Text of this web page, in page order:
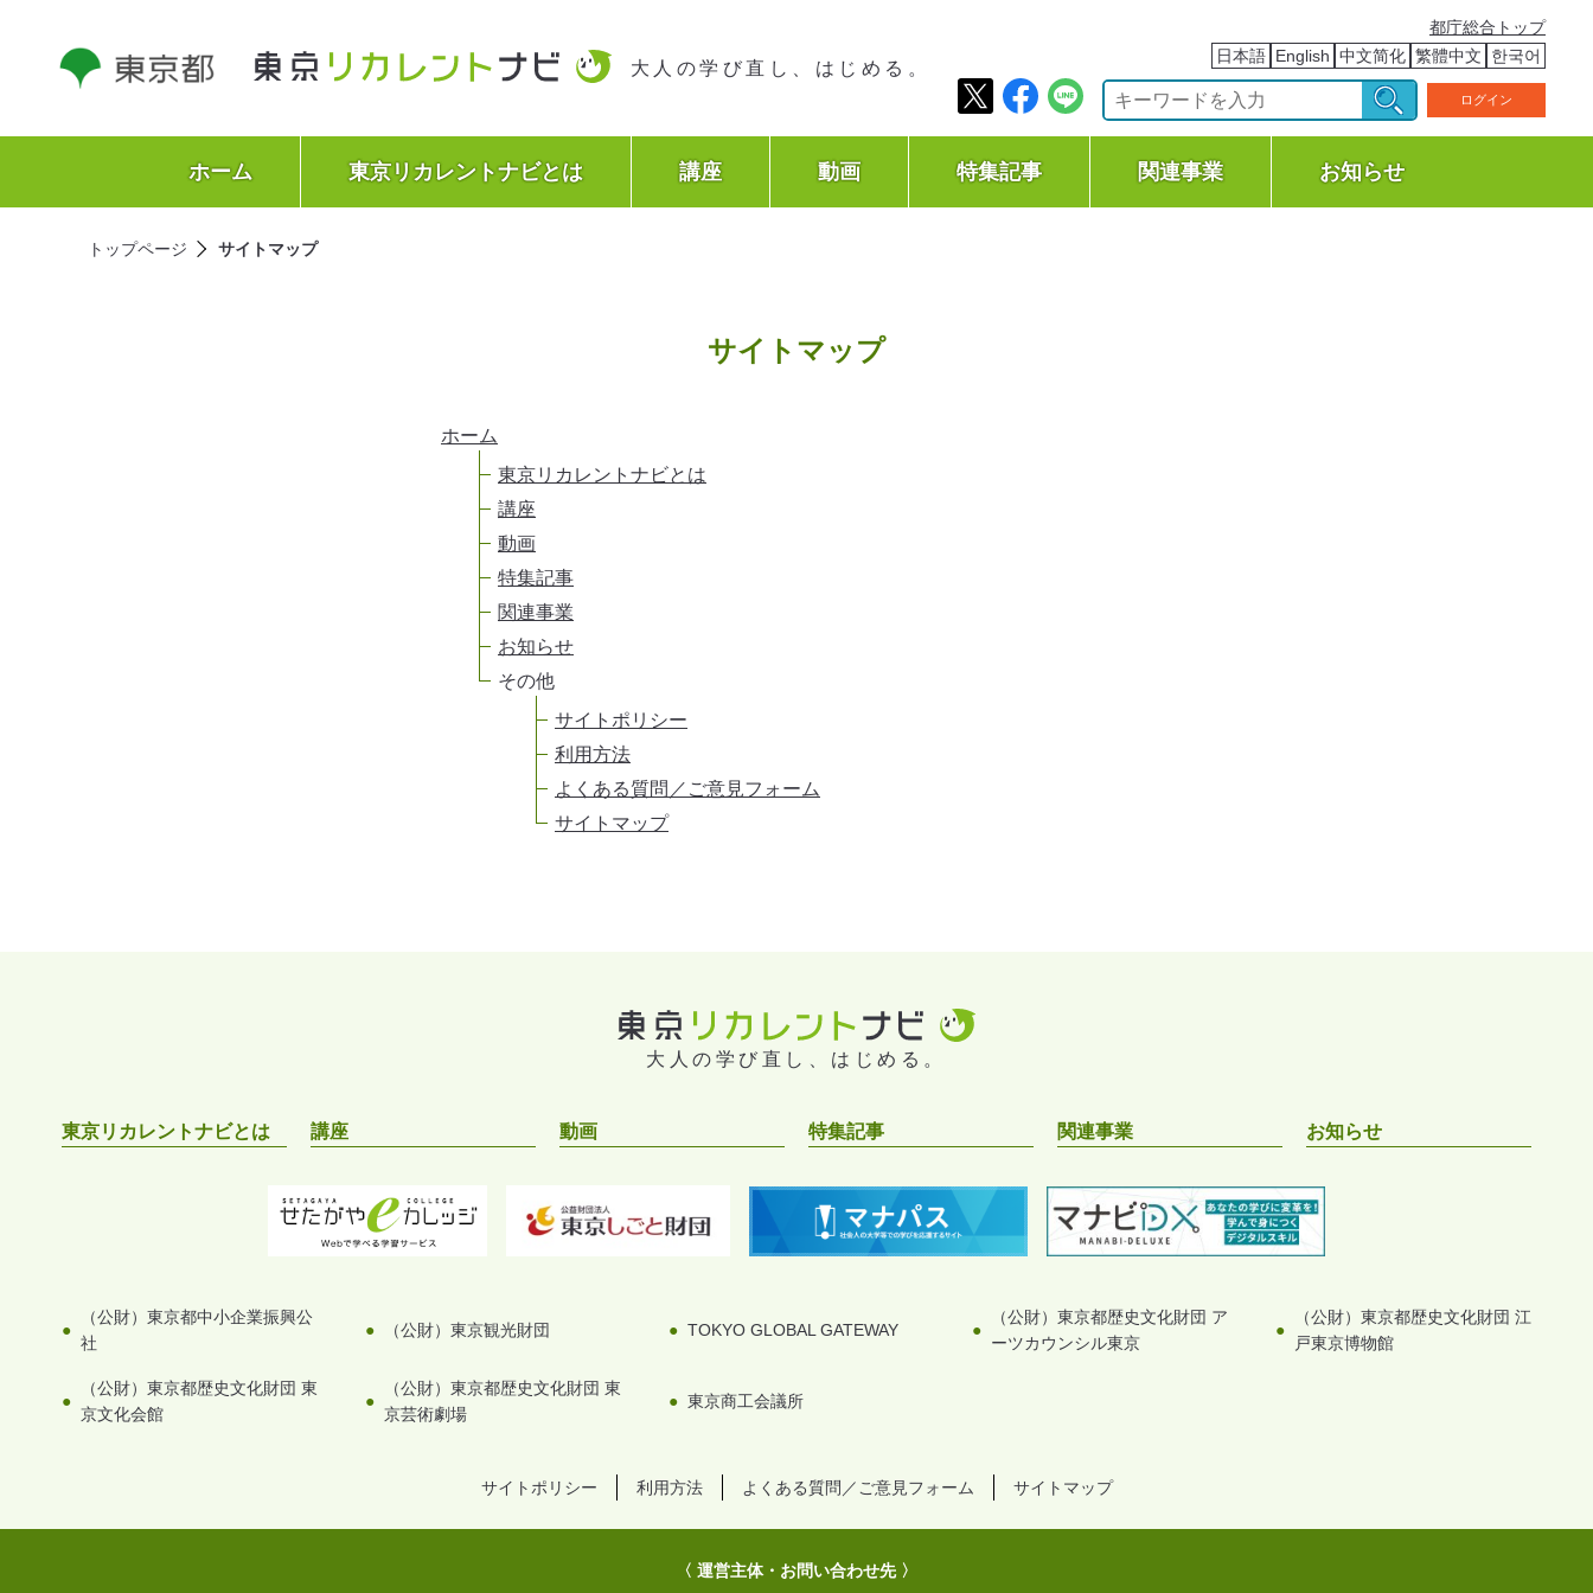
大人の学び直し、はじめる。
都庁総合トップ
日本語 English 中文简化 繁體中文 한국어
ログイン
ホーム 東京リカレントナビとは 講座 動画 特集記事 関連事業 お知らせ
トップページ サイトマップ
サイトマップ
ホーム
東京リカレントナビとは
講座
動画
特集記事
関連事業
お知らせ
その他
サイトポリシー
利用方法
よくある質問／ご意見フォーム
サイトマップ
大人の学び直し、はじめる。
東京リカレントナビとは 講座 動画 特集記事 関連事業 お知らせ
（公財）東京都中小企業振興公
社
（公財）東京観光財団 TOKYO GLOBAL GATEWAY
（公財）東京都歴史文化財団 ア
ーツカウンシル東京
（公財）東京都歴史文化財団 江
戸東京博物館
（公財）東京都歴史文化財団 東
京文化会館
（公財）東京都歴史文化財団 東
京芸術劇場
東京商工会議所
サイトポリシー 利用方法 よくある質問／ご意見フォーム サイトマップ
〈 運営主体・お問い合わせ先 〉